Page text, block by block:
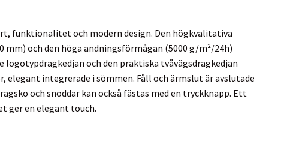
funktionalitet och modern design. Den högkvalitativa
och den höga andningsförmågan (5000 g/m²/24h)
och den praktiska tvåvägsdragkedjan
integrerade i sömmen. Fåll och ärmslut är avslutade
och snoddar kan också fästas med en tryckknapp. Ett
ger en elegant touch.